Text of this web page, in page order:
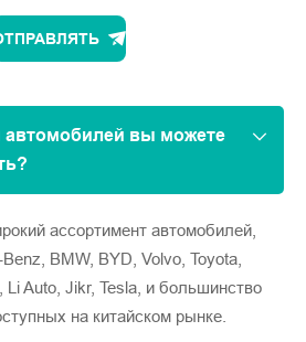
автомобилей вы можете
ассортимент автомобилей,
BMW, BYD, Volvo, Toyota,
Li Auto, Jikr, Tesla, и большинство
на китайском рынке.